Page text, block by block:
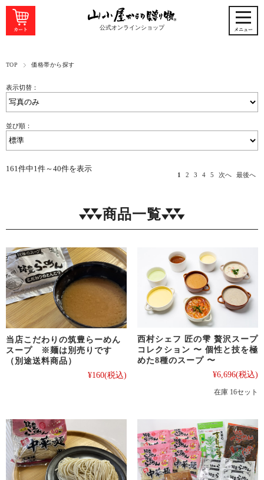
公式オンラインショップ
TOP 価格帯から探す
表示切替：
並び順：
161件中1件～40件を表示
1 2 3 4 5 次へ 最後へ
商品一覧
当店こだわりの筑豊らーめん
スープ ※麺は別売りです
（別途送料商品）
¥160(税込)
西村シェフ 匠の雫 贅沢スープ
コレクション 〜 個性と技を極
めた8種のスープ 〜
¥6,696(税込)
在庫 16セット